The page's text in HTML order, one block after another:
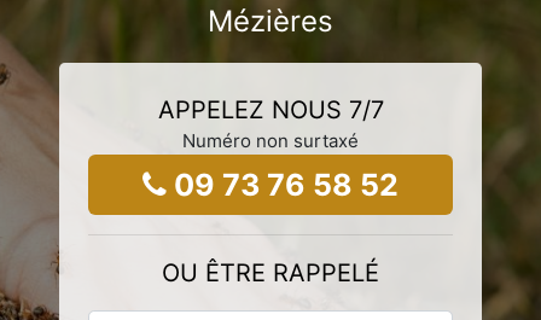
Mézières
APPELEZ NOUS 7/7
Numéro non surtaxé
09 73 76 58 52
OU ÊTRE RAPPELÉ